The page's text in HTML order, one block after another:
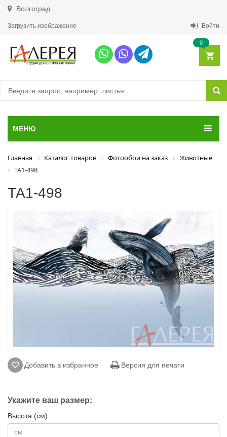
Волгоград
Загрузить изображение Войти
0
МЕНЮ
Главная Каталог товаров Фотообои на заказ
Животные
ТА1-498
ТА1-498
Добавить в избранное Версия для печати
Укажите ваш размер:
Высота (см)